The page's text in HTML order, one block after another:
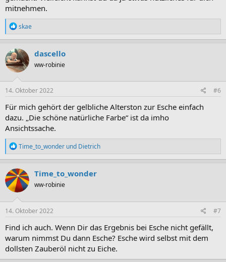
mitnehmen.
R
e
a
k
t
i
o
n
e
:
skae
dascello
ww-robinie
14. Oktober 2022 #6
Für mich gehört der gelbliche Alterston zur Esche einfach
dazu. „Die schöne natürliche Farbe“ ist da imho
Ansichtssache.
R
e
a
k
t
i
o
n
e
:
Time_to_wonder und Dietrich
Time_to_wonder
ww-robinie
14. Oktober 2022 #7
Find ich auch. Wenn Dir das Ergebnis bei Esche nicht gefällt,
warum nimmst Du dann Esche? Esche wird selbst mit dem
dollsten Zauberöl nicht zu Eiche.